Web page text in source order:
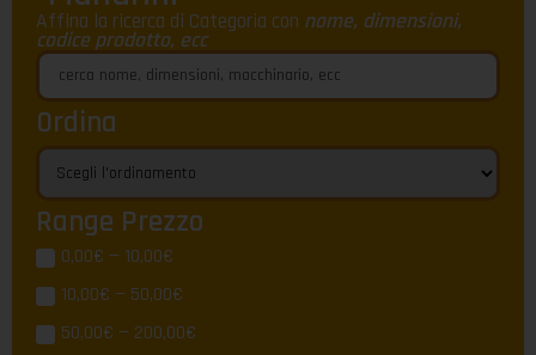
Affina la ricerca di Categoria con nome, dimensioni,
codice prodotto, ecc
Ordina
Range Prezzo
0,00€ — 10,00€
10,00€ — 50,00€
50,00€ — 200,00€